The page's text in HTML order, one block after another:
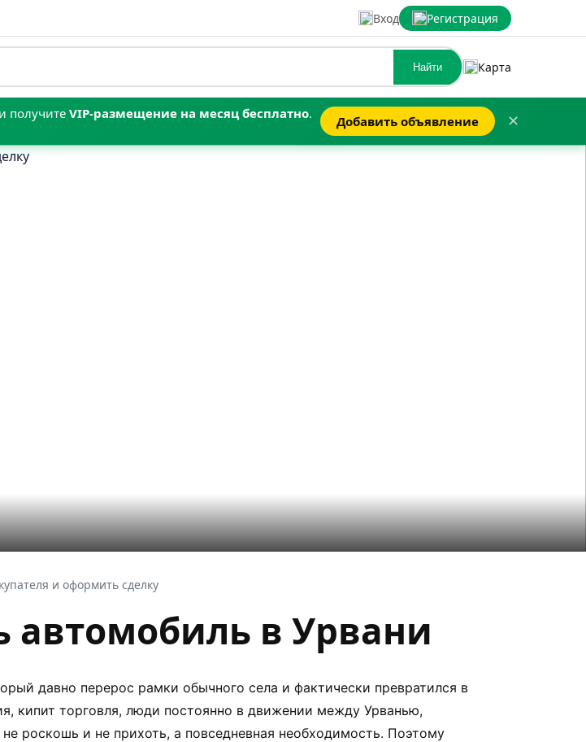
Вход Регистрация
Найти Карта
получите VIP‑размещение на месяц бесплатно.
Добавить объявление ✕
и оформить сделку
автомобиль в Урвани
давно перерос рамки обычного села и фактически превратился в
кипит торговля, люди постоянно в движении между Урванью,
роскошь и не прихоть, а повседневная необходимость. Поэтому